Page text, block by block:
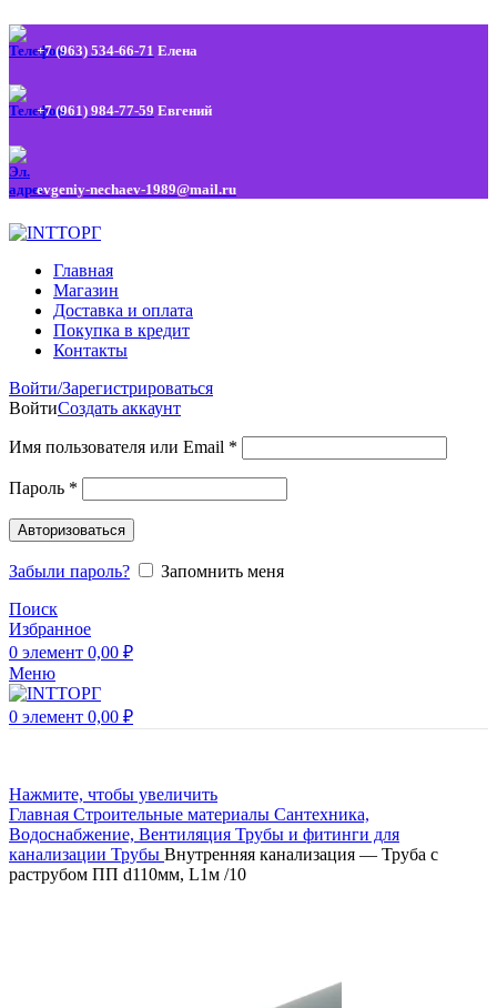
+7 (963) 534-66-71 Елена
+7 (961) 984-77-59 Евгений
evgeniy-nechaev-1989@mail.ru
Главная
Магазин
Доставка и оплата
Покупка в кредит
Контакты
Войти/Зарегистрироваться
ВойтиСоздать аккаунт
Имя пользователя или Email *
Пароль *
Авторизоваться
Забыли пароль?
Запомнить меня
Поиск
Избранное
0 элемент 0,00 ₽
Меню
0 элемент 0,00 ₽
Нажмите, чтобы увеличить
Главная Строительные материалы Сантехника,
Водоснабжение, Вентиляция Трубы и фитинги для
канализации Трубы Внутренняя канализация — Труба с
раструбом ПП d110мм, L1м /10